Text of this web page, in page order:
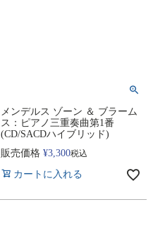
メンデルス ゾーン ＆ ブラーム
ス：ピアノ三重奏曲第1番
(CD/SACDハイブリッド)
販売価格 ¥3,300税込
カートに入れる